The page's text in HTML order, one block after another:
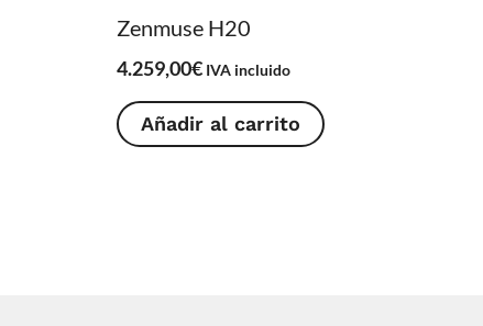
Zenmuse H20
4.259,00€ IVA incluido
Añadir al carrito